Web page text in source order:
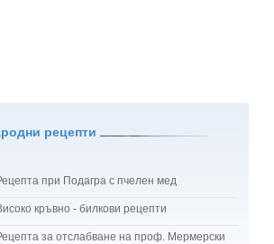
рецепти
при Подагра с пчелен мед
кръвно - билкови рецепти
за отслабване на проф. Мермерски